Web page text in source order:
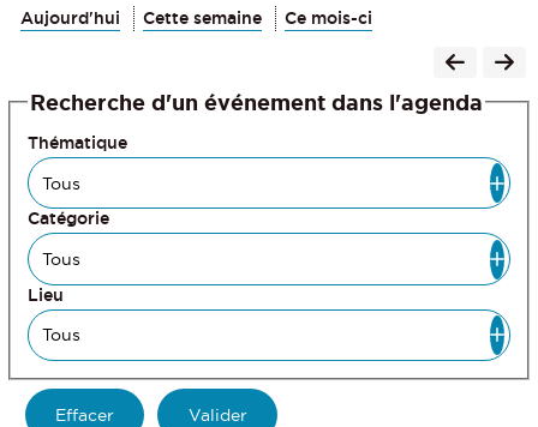
Aujourd'hui Cette semaine Ce mois-ci
Recherche d'un événement dans l'agenda
Thématique
Catégorie
Lieu